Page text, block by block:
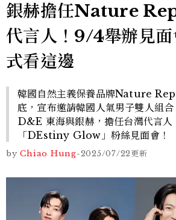
銀赫擔任Nature
代言人！9/4舉辦見面
式看這邊
韓國自然主義保養品牌Nature
底，宣布邀請韓國人氣男子雙人組
D&E 東海與銀赫，擔任台灣代言
「DEstiny Glow」粉絲見面會！
by Chiao Hung-2025/07/22更新